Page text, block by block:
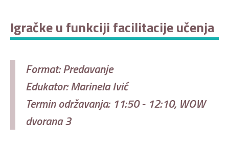
Igračke u funkciji facilitacije učenja
Format: Predavanje
Edukator: Marinela Ivić
Termin održavanja: 11:50 - 12:10, WOW
dvorana 3